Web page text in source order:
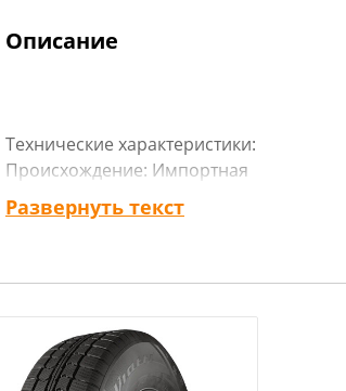
Описание
Технические характеристики:
Происхождение: Импортная
Сезон резины: Зимняя
Марка: Кумхо
Профиль: 60
Шипы: _
Индекс скорости: T
Развернуть текст